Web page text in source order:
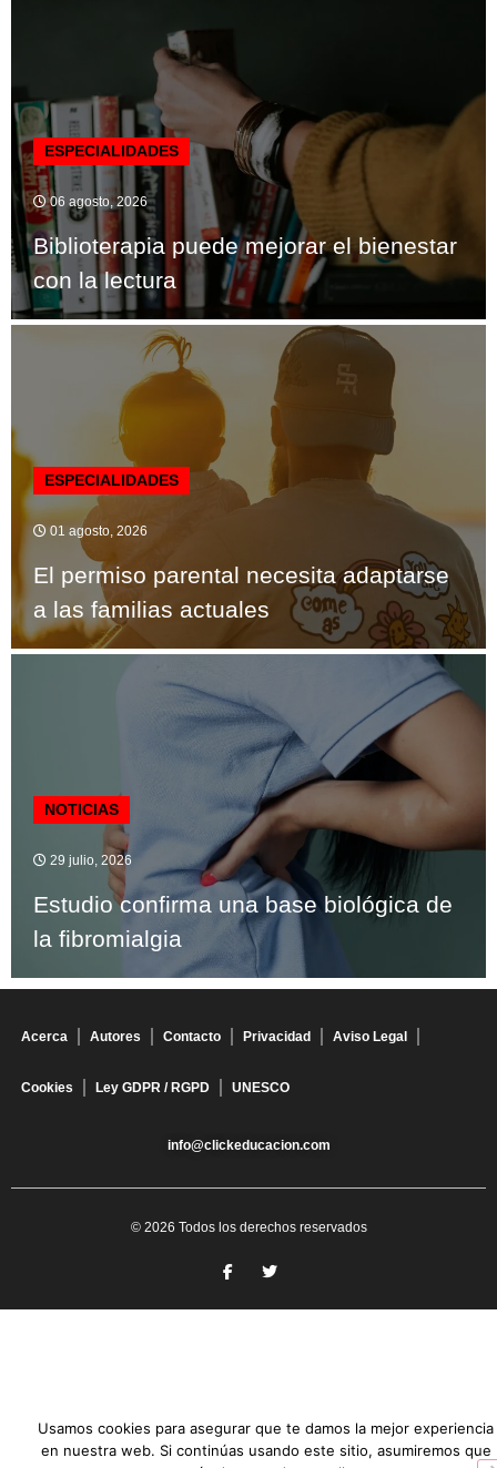
ESPECIALIDADES
06 agosto, 2026
Biblioterapia puede mejorar el bienestar
con la lectura
ESPECIALIDADES
01 agosto, 2026
El permiso parental necesita adaptarse
a las familias actuales
NOTICIAS
29 julio, 2026
Estudio confirma una base biológica de
la fibromialgia
Acerca Autores Contacto Privacidad Aviso Legal
Cookies Ley GDPR / RGPD UNESCO
info@clickeducacion.com
© 2026 Todos los derechos reservados
Usamos cookies para asegurar que te damos la mejor experiencia
en nuestra web. Si continúas usando este sitio, asumiremos que